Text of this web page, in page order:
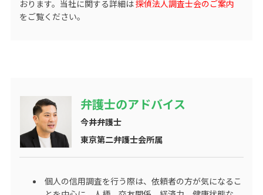
おります。当社に関する詳細は探偵法人調査士会のご案内
をご覧ください。
弁護士のアドバイス
今井弁護士
東京第二弁護士会所属
個人の信用調査を行う際は、依頼者の方が気になるこ